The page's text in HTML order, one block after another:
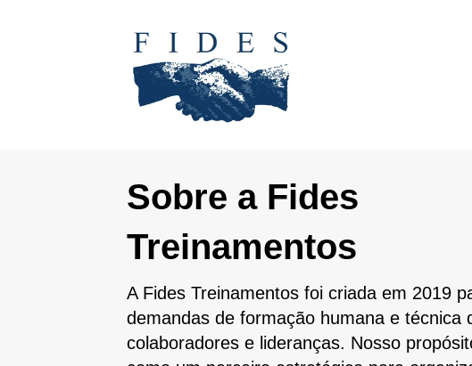
Sobre a Fides
Treinamentos
A Fides Treinamentos foi criada em 2019
demandas de formação humana e técnica
colaboradores e lideranças. Nosso